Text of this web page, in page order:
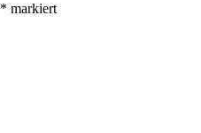
* markiert